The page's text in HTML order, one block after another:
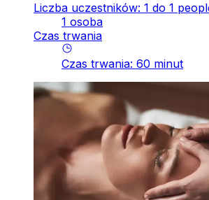
Liczba uczestników: 1 do 1
1 osoba
Czas trwania
Czas trwania: 60 minut